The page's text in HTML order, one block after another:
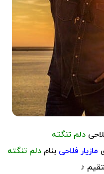
دلم تنگته
مازیار فلاحی بنام دلم تنگته
♪